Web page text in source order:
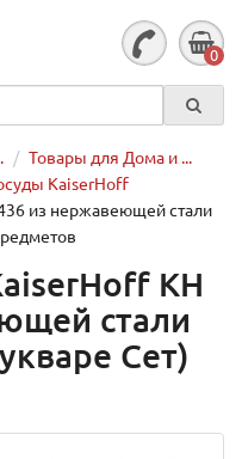
0
Товары для Дома и ...
KaiserHoff
из нержавеющей стали
KH
стали
Сет)